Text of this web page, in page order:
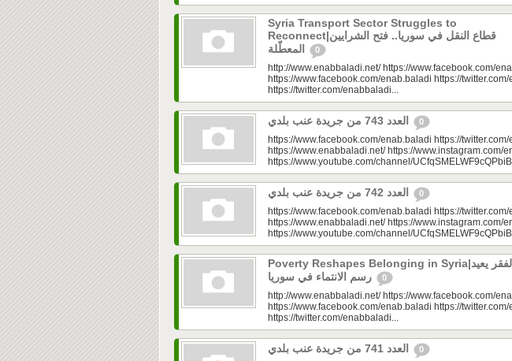
Syria Transport Sector Struggles to
Reconnect|قطاع النقل في سوريا.. فتح الشرايين
0
http://www.enabbaladi.net/ https://www.facebook.com/
https://www.facebook.com/enab.baladi https://
https://twitter.com/enabbaladi...
0
https://www.facebook.com/enab.baladi https://
https://www.enabbaladi.net/ https://www.instagram.com/
https://www.youtube.com/channel/
0
https://www.facebook.com/enab.baladi https://
https://www.enabbaladi.net/ https://www.instagram.com/
https://www.youtube.com/channel/
Poverty Reshapes Belonging in Syria|الفقر يعيد
0
http://www.enabbaladi.net/ https://www.facebook.com/
https://www.facebook.com/enab.baladi https://
https://twitter.com/enabbaladi...
0